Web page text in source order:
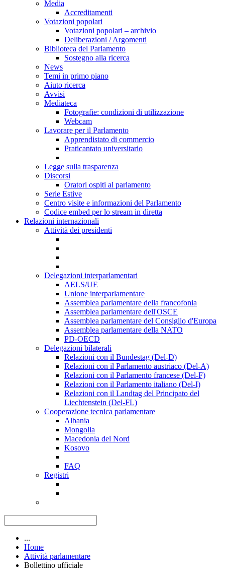
Media
Accreditamenti
Votazioni popolari
Votazioni popolari – archivio
Deliberazioni / Argomenti
Biblioteca del Parlamento
Sostegno alla ricerca
News
Temi in primo piano
Aiuto ricerca
Avvisi
Mediateca
Fotografie: condizioni di utilizzazione
Webcam
Lavorare per il Parlamento
Apprendistato di commercio
Praticantato universitario
Legge sulla trasparenza
Discorsi
Oratori ospiti al parlamento
Serie Estive
Centro visite e informazioni del Parlamento
Codice embed per lo stream in diretta
Relazioni internazionali
Attività dei presidenti
Delegazioni interparlamentari
AELS/UE
Unione interparlamentare
Assemblea parlamentare della francofonia
Assemblea parlamentare dell'OSCE
Assemblea parlamentare del Consiglio d'Europa
Assemblea parlamentare della NATO
PD-OECD
Delegazioni bilaterali
Relazioni con il Bundestag (Del-D)
Relazioni con il Parlamento austriaco (Del-A)
Relazioni con il Parlamento francese (Del-F)
Relazioni con il Parlamento italiano (Del-I)
Relazioni con il Landtag del Principato del
Liechtenstein (Del-FL)
Cooperazione tecnica parlamentare
Albania
Mongolia
Macedonia del Nord
Kosovo
FAQ
Registri
...
Home
Attività parlamentare
Bollettino ufficiale